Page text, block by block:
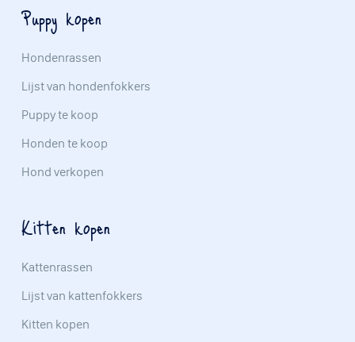
Puppy kopen
Hondenrassen
Lijst van hondenfokkers
Puppy te koop
Honden te koop
Hond verkopen
Kitten kopen
Kattenrassen
Lijst van kattenfokkers
Kitten kopen